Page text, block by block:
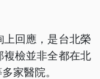
回應，是台北榮
檢並非全都在北
家醫院。